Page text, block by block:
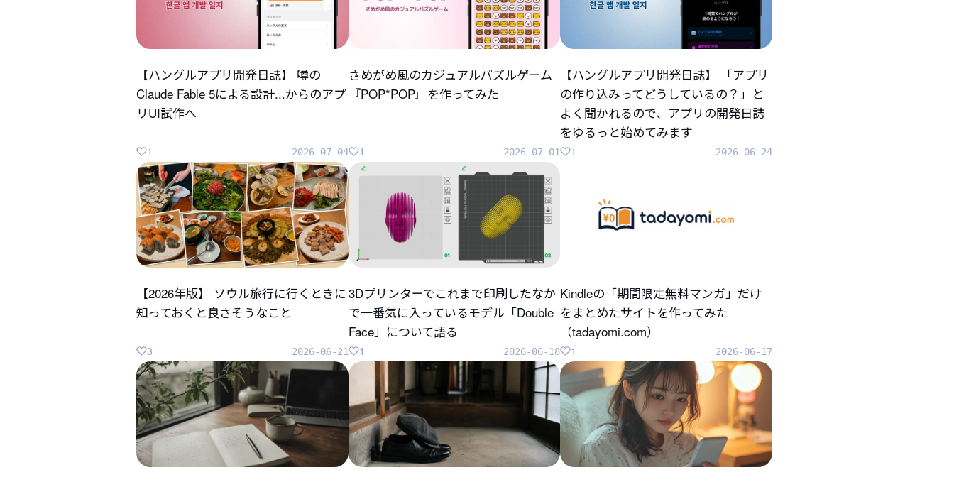
【ハングルアプリ開発日誌】 噂の
Claude Fable 5による設計...からのアプ
リUI試作へ
2026-07-04
1
さめがめ風のカジュアルパズルゲーム
『POP*POP』を作ってみた
2026-07-01
1
【ハングルアプリ開発日誌】 「アプリ
の作り込みってどうしているの？」と
よく聞かれるので、アプリの開発日誌
をゆるっと始めてみます
2026-06-24
1
【2026年版】 ソウル旅行に行くときに
知っておくと良さそうなこと
2026-06-21
3
3Dプリンターでこれまで印刷したなか
で一番気に入っているモデル「Double
Face」について語る
2026-06-18
1
Kindleの「期間限定無料マンガ」だけ
をまとめたサイトを作ってみた
（tadayomi.com）
2026-06-17
1